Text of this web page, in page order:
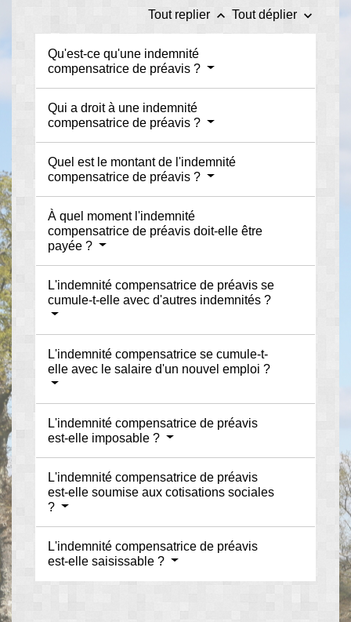
Tout replier keyboard_arrow_up Tout déplier keyboard_arrow_down
Qu'est-ce qu'une indemnité
compensatrice de préavis ?
Qui a droit à une indemnité
compensatrice de préavis ?
Quel est le montant de l'indemnité
compensatrice de préavis ?
À quel moment l'indemnité
compensatrice de préavis doit-elle être
payée ?
L'indemnité compensatrice de préavis se
cumule-t-elle avec d'autres indemnités ?
L'indemnité compensatrice se cumule-t-
elle avec le salaire d'un nouvel emploi ?
L'indemnité compensatrice de préavis
est-elle imposable ?
L'indemnité compensatrice de préavis
est-elle soumise aux cotisations sociales
?
L'indemnité compensatrice de préavis
est-elle saisissable ?